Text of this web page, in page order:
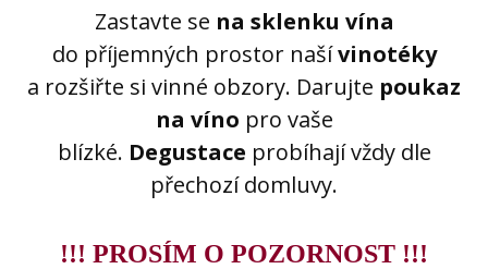
Zastavte se na sklenku vína
do příjemných prostor našívinotéky
a rozšiřte si vinné obzory. Darujte poukaz
na víno pro vaše
blízké. Degustace probíhají vždy dle
přechozí domluvy.
!!! PROSÍM O POZORNOST !!!